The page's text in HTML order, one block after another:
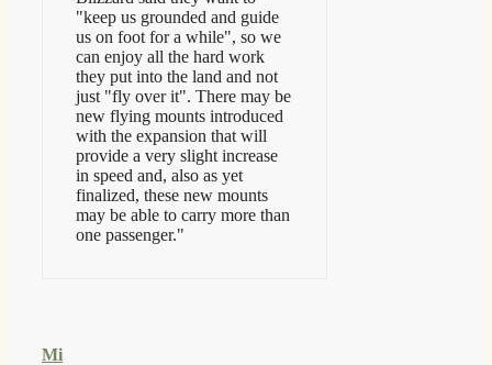
"keep us grounded and guide
us on foot for a while", so we
can enjoy all the hard work
they put into the land and not
just "fly over it". There may be
new flying mounts introduced
with the expansion that will
provide a very slight increase
in speed and, also as yet
finalized, these new mounts
may be able to carry more than
one passenger."
Mi